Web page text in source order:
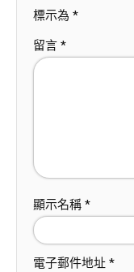
標示為 *
留言 *
顯示名稱 *
電子郵件地址 *